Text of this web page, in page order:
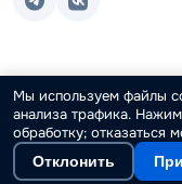
Мы используем файлы
анализа трафика.
обработку; отказаться
Отклонить